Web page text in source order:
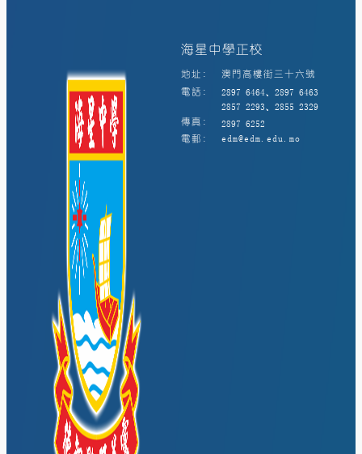
海星中學正校
地址:
澳門高樓街三十六號
電話:
2897 6464、2897 6463
2857 2293、2855 2329
傳真:
2897 6252
電郵:
edm@edm.edu.mo